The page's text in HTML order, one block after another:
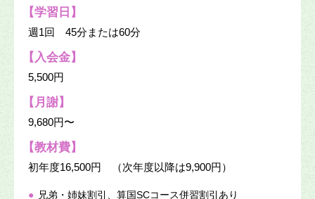
【学習日】
週1回 45分または60分
【入会金】
5,500円
【月謝】
9,680円〜
【教材費】
初年度16,500円 （次年度以降は9,900円）
● 兄弟・姉妹割引、算国SCコース併習割引あり